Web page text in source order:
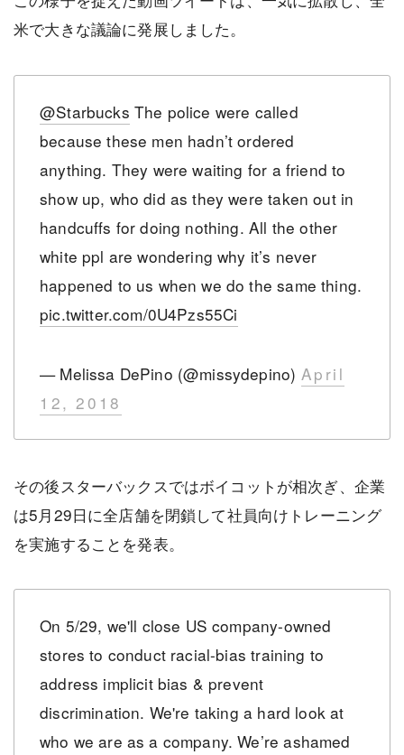
米で大きな議論に発展しました。
@Starbucks The police were called
because these men hadn’t ordered
anything. They were waiting for a friend to
show up, who did as they were taken out in
handcuffs for doing nothing. All the other
white ppl are wondering why it’s never
happened to us when we do the same thing.
pic.twitter.com/0U4Pzs55Ci
— Melissa DePino (@missydepino) April
12, 2018
その後スターバックスではボイコットが相次ぎ、企業
は5月29日に全店舗を閉鎖して社員向けトレーニング
を実施することを発表。
On 5/29, we'll close US company-owned
stores to conduct racial-bias training to
address implicit bias & prevent
discrimination. We're taking a hard look at
who we are as a company. We’re ashamed